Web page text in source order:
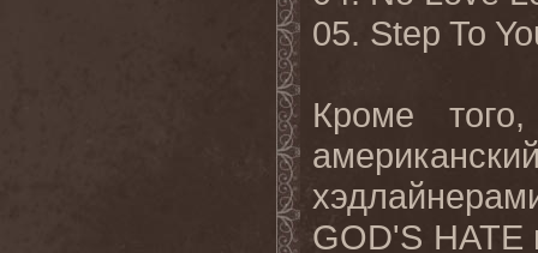
05. Step To
Кроме
GOD'S HATE